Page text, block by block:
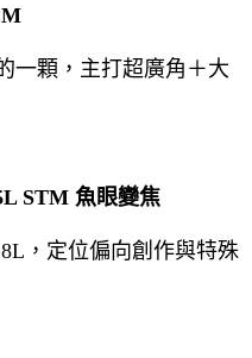
一顆，主打超廣角＋大
STM 魚眼變焦
，定位偏向創作與特殊